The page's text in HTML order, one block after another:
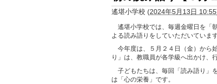
遙堪小学校 (2024年5月13日 10:55
遙堪小学校では、毎週金曜日を「
よる読み語りをしていただいていま
今年度は、５月２４日（金）から
り」は、教職員が各学級へ出かけ、
子どもたちは、毎回「読み語り」
は「心の栄養」です。